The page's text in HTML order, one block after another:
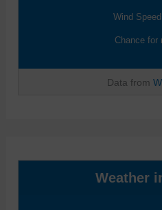
Wind
Chance for
Data from
Weather